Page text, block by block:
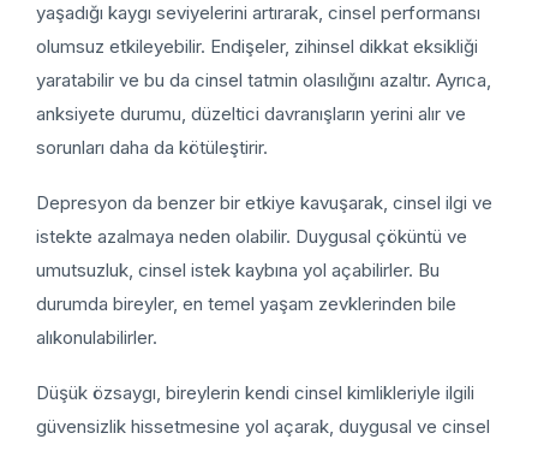
yaşadığı kaygı seviyelerini artırarak, cinsel performansı
olumsuz etkileyebilir. Endişeler, zihinsel dikkat eksikliği
yaratabilir ve bu da cinsel tatmin olasılığını azaltır. Ayrıca,
anksiyete durumu, düzeltici davranışların yerini alır ve
sorunları daha da kötüleştirir.
Depresyon da benzer bir etkiye kavuşarak, cinsel ilgi ve
istekte azalmaya neden olabilir. Duygusal çöküntü ve
umutsuzluk, cinsel istek kaybına yol açabilirler. Bu
durumda bireyler, en temel yaşam zevklerinden bile
alıkonulabilirler.
Düşük özsaygı, bireylerin kendi cinsel kimlikleriyle ilgili
güvensizlik hissetmesine yol açarak, duygusal ve cinsel